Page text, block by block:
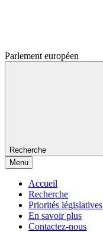
Parlement européen
Recherche
Menu
Accueil
Recherche
Priorités législatives
En savoir plus
Contactez-nous